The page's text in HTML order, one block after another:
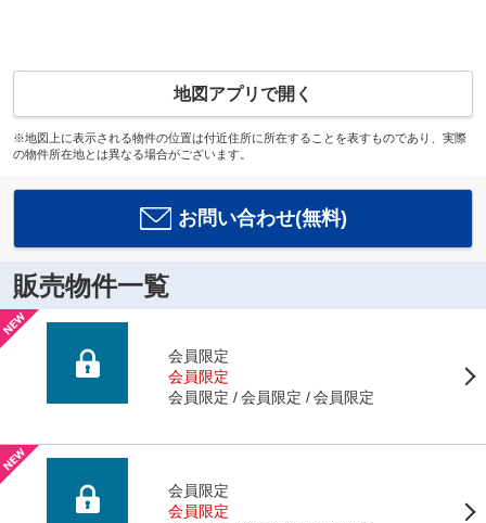
地図アプリで開く
※地図上に表示される物件の位置は付近住所に所在することを表すものであり、実際
の物件所在地とは異なる場合がございます。
お問い合わせ(無料)
販売物件一覧
会員限定
会員限定
会員限定
会員限定 会員限定
会員限定
会員限定